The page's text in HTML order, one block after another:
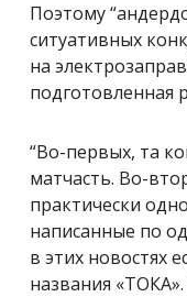
Поэтому
ситуативных
на
подготовленная
“Во-первых, та
матчасть. Во-
практически
написанные по
в этих новостях
названия